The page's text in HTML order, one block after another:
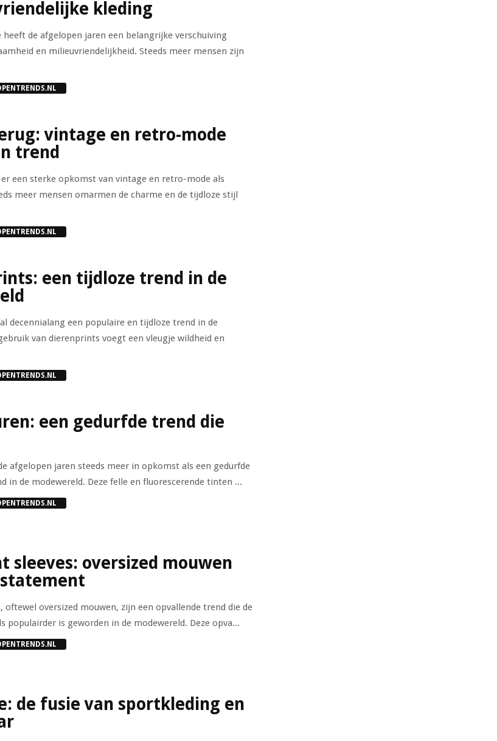
kleding
heeft de afgelopen jaren een belangrijke verschuiving
en milieuvriendelijkheid. Steeds meer mensen zijn
vintage en retro-mode
trend
een sterke opkomst van vintage en retro-mode als
meer mensen omarmen de charme en de tijdloze stijl
een tijdloze trend in de
decennialang een populaire en tijdloze trend in de
van dierenprints voegt een vleugje wildheid en
een gedurfde trend die
afgelopen jaren steeds meer in opkomst als een gedurfde
in de modewereld. Deze felle en fluorescerende tinten ...
sleeves: oversized mouwen
oftewel oversized mouwen, zijn een opvallende trend die de
populairder is geworden in de modewereld. Deze opva...
de fusie van sportkleding en